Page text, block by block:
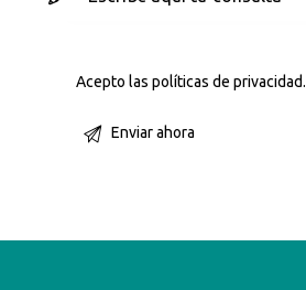
Acepto laspolíticas de privacidad.